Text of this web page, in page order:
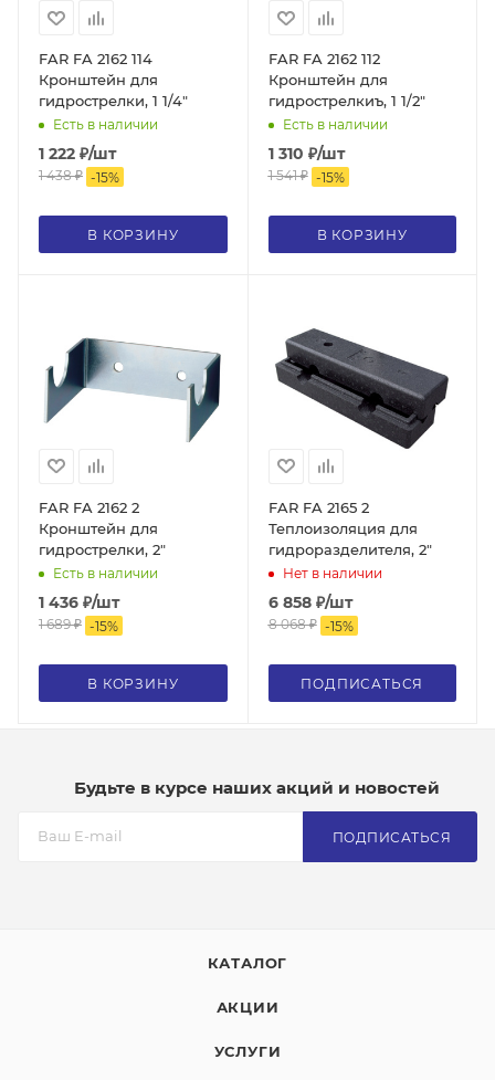
FAR FA 2162 114
Кронштейн для
гидрострелки, 1 1/4"
Есть в наличии
1 222 ₽/шт
1 438₽ -15%
В КОРЗИНУ
FAR FA 2162 112
Кронштейн для
гидрострелкиъ, 1 1/2"
Есть в наличии
1 310 ₽/шт
1 541₽ -15%
В КОРЗИНУ
FAR FA 2162 2
Кронштейн для
гидрострелки, 2"
Есть в наличии
1 436 ₽/шт
1 689₽ -15%
В КОРЗИНУ
FAR FA 2165 2
Теплоизоляция для
гидроразделителя, 2"
Нет в наличии
6 858₽/шт
8 068₽ -15%
ПОДПИСАТЬСЯ
Будьте в курсе наших акций и новостей
ПОДПИСАТЬСЯ
КАТАЛОГ
АКЦИИ
УСЛУГИ